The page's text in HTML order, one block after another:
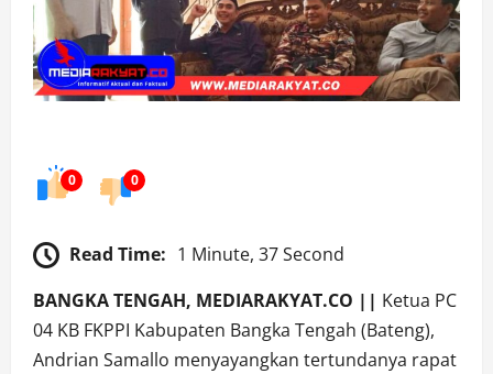
0 0
Read Time: 1 Minute, 37 Second
BANGKA TENGAH, MEDIARAKYAT.CO || Ketua PC
04 KB FKPPI Kabupaten Bangka Tengah (Bateng),
Andrian Samallo menyayangkan tertundanya rapat